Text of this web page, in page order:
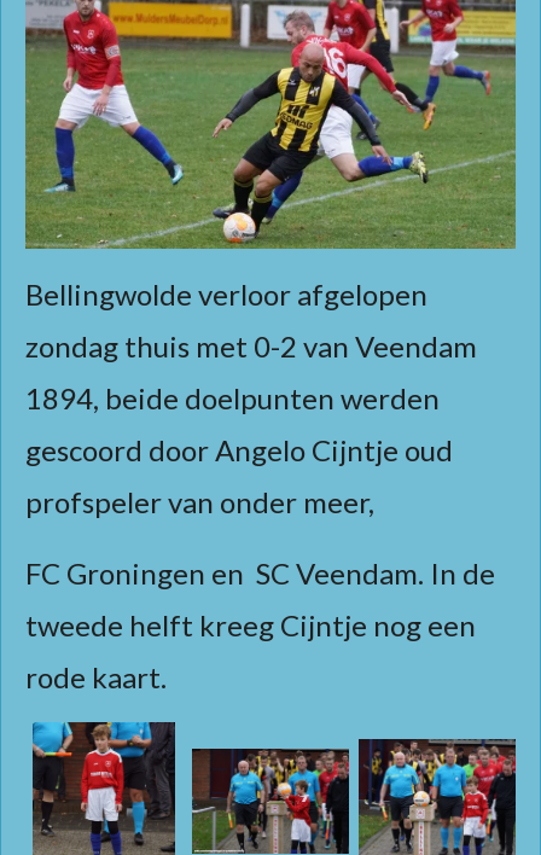
Bellingwolde verloor afgelopen
zondag thuis met 0-2 van Veendam
1894, beide doelpunten werden
gescoord door Angelo Cijntje oud
profspeler van onder meer,
FC Groningen en SC Veendam. In de
tweede helft kreeg Cijntje nog een
rode kaart.